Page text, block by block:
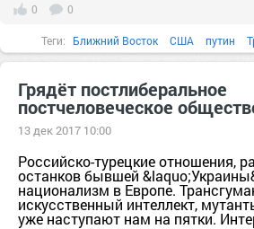
0 0
Теги: Ближний Восток США путин
Грядёт постлиберальное
постчеловеческое
13 дек 2017 10:00
Российско-турецкие отношения,
останков бывшей
национализм в Европе.
искусственный интеллект,
уже наступают нам на пятки.